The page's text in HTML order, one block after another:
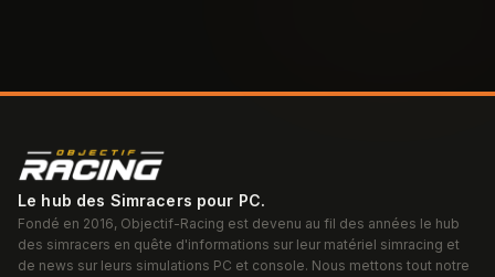
Le hub des Simracers pour PC.
Fondé en 2016, Objectif-Racing est devenu au fil des années le hub
des simracers en quête d'informations sur leur matériel simracing et
de news sur leurs simulations PC et console. Nous mettons tout notre